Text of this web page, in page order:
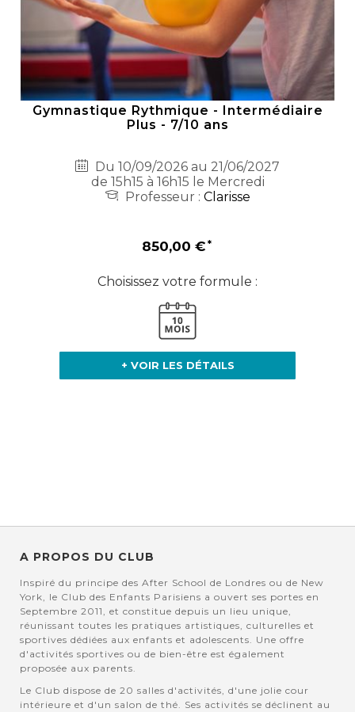
Gymnastique Rythmique - Intermédiaire
Plus - 7/10 ans
Du 10/09/2026 au 21/06/2027
de 15h15 à 16h15 le Mercredi
Professeur : Clarisse
850,00 €
Choisissez votre formule :
+ VOIR LES DÉTAILS
A PROPOS DU CLUB
Inspiré du principe des After School de Londres ou de New
York, le Club des Enfants Parisiens a ouvert ses portes en
Septembre 2011, et constitue depuis un lieu unique,
réunissant toutes les pratiques artistiques, culturelles et
sportives dédiées aux enfants et adolescents. Une offre
d'activités sportives ou de bien-être est également
proposée aux parents.
Le Club dispose de 20 salles d'activités, d'une jolie cour
intérieure et d'un salon de thé. Ses activités se déclinent au